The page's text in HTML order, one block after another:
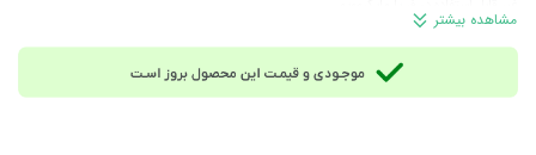
قابل استفاده در رستوران‌ها، هتل‌ها و مصارف خانگی
برای سرو آب، آبمیوه، نوشابه، اسموتی و سایر نوشیدنی‌ها
مشاهده بیشتر